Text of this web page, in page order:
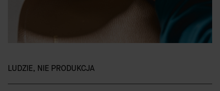
LUDZIE, NIE PRODUKCJA